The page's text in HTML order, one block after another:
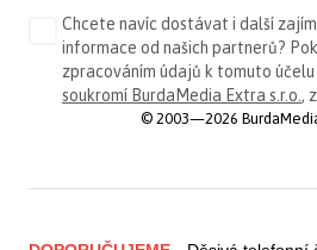
Chcete navíc dostávat i další
informace od našich partnerů?
zpracováním údajů k tomuto
soukromí BurdaMedia Extra s.r.o. ,
© 2003—2026 BurdaMedia